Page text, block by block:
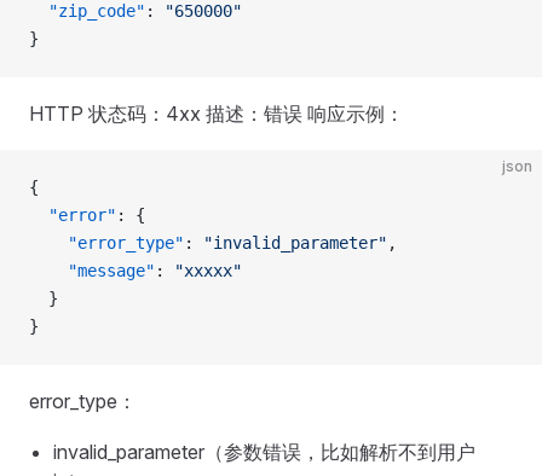
  "zip_code"
:
"650000"
}
HTTP 状态码：4xx 描述：错误 响应示例：
json
{
  "error"
: {
    "error_type"
: "invalid_parameter" ,
    "message"
:
"xxxxx"
  }
}
error_type：
invalid_parameter（参数错误，比如解析不到用户